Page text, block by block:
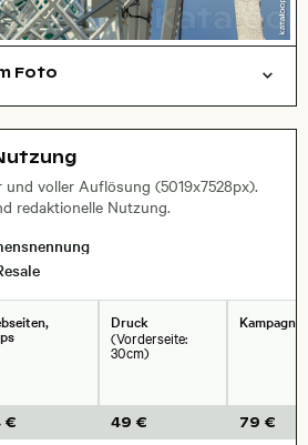
Foto
springen
voller Auflösung (5019x7528px).
redaktionelle Nutzung.
€
Druck
(Vorderseite:
30cm)
49 € 79 €